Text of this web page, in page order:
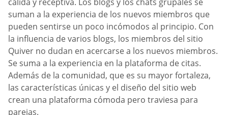
suman a la experiencia de los nuevos miembros que
pueden sentirse un poco incómodos al principio. Con
la influencia de varios blogs, los miembros del sitio
Quiver no dudan en acercarse a los nuevos miembros.
Se suma a la experiencia en la plataforma de citas.
Además de la comunidad, que es su mayor fortaleza,
las características únicas y el diseño del sitio web
crean una plataforma cómoda pero traviesa para
parejas.